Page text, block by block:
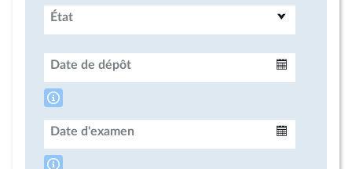
État
Date de dépôt
Date d'examen